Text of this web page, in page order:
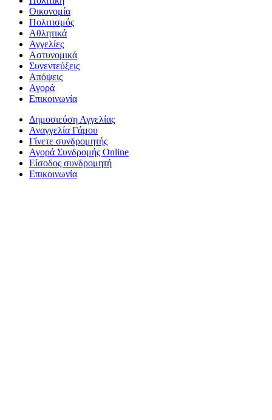
Οικονομία
Πολιτισμός
Αθλητικά
Αγγελίες
Αστυνομικά
Συνεντεύξεις
Απόψεις
Αγορά
Επικοινωνία
Δημοσιεύση Αγγελίας
Αναγγελία Γάμου
Γίνετε συνδρομητής
Αγορά Συνδρομής Online
Είσοδος συνδρομητή
Επικοινωνία